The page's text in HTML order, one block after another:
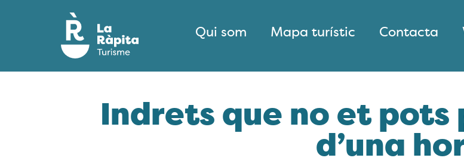
Qui som Mapa turístic Contacta
Indrets que no et pots
d’una